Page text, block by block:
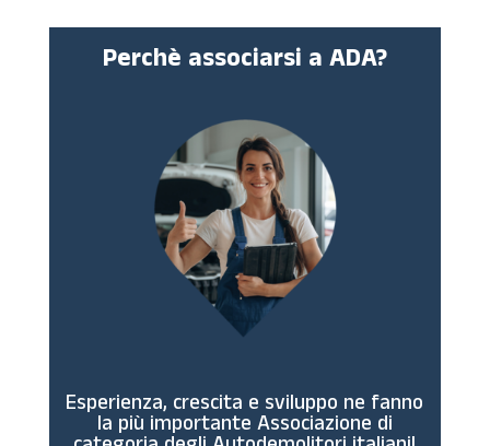
Perchè associarsi a ADA?
Esperienza, crescita e sviluppo ne fanno
la più importante Associazione di